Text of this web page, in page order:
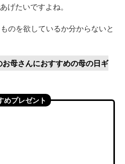
げたいですよね。
のを欲しているか分からないと
お母さんにおすすめの母の日ギ
めプレゼント